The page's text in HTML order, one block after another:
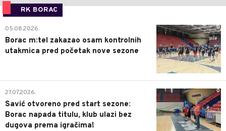
RK BORAC
0
05.08.2026.
Borac m:tel zakazao osam kontrolnih
utakmica pred početak nove sezone
0
27.07.2026.
Savić otvoreno pred start sezone:
Borac napada titulu, klub ulazi bez
dugova prema igračima!